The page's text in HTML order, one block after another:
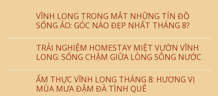
VĨNH LONG TRONG MẮT NHỮNG TÍN ĐỒ
SỐNG ẢO: GÓC NÀO ĐẸP NHẤT THÁNG 8?
TRẢI NGHIỆM HOMESTAY MIỆT VƯỜN VĨNH
LONG: SỐNG CHẬM GIỮA LÒNG SÔNG NƯỚC
ẨM THỰC VĨNH LONG THÁNG 8: HƯƠNG VỊ
MÙA MƯA ĐẬM ĐÀ TÌNH QUÊ